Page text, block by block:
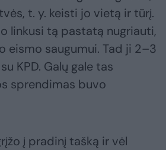
t. y. keisti jo vietą ir tūrį.
linkusi tą pastatą nugriauti,
eismo saugumui. Tad ji 2–3
KPD. Galų gale tas
sprendimas buvo
į pradinį tašką ir vėl